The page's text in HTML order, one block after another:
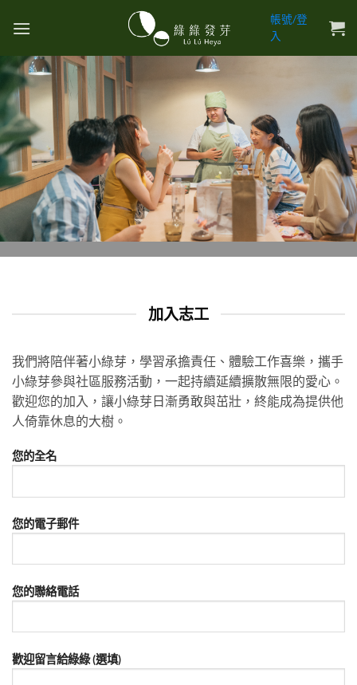
帳號/登
入
加入志工
我們將陪伴著小綠芽，學習承擔責任、體驗工作喜樂，攜手
小綠芽參與社區服務活動，一起持續延續擴散無限的愛心。
歡迎您的加入，讓小綠芽日漸勇敢與茁壯，終能成為提供他
人倚靠休息的大樹。
您的全名
您的電子郵件
您的聯絡電話
歡迎留言給綠綠 (選填)